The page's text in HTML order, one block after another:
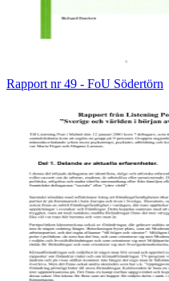
Rapport nr 49 - FoU Södertörn